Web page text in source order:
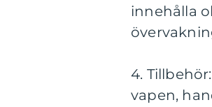
innehålla
4.
vapen,